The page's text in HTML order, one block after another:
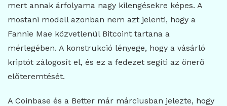
mert annak árfolyama nagy kilengésekre képes. A
mostani modell azonban nem azt jelenti, hogy a
Fannie Mae közvetlenül Bitcoint tartana a
mérlegében. A konstrukció lényege, hogy a vásárló
kriptót zálogosít el, és ez a fedezet segíti az önerő
előteremtését.
A Coinbase és a Better már márciusban jelezte, hogy